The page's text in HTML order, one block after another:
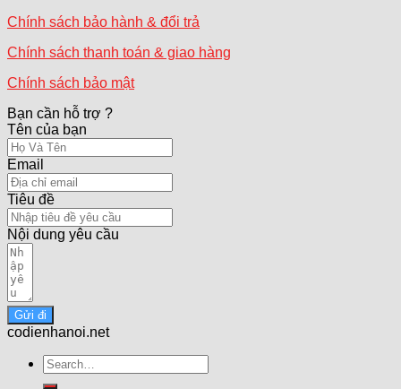
Chính sách bảo hành & đổi trả
Chính sách thanh toán & giao hàng
Chính sách bảo mật
Bạn cần hỗ trợ ?
Tên của bạn
Email
Tiêu đề
Nội dung yêu cầu
Gửi đi
codienhanoi.net
Search
for: